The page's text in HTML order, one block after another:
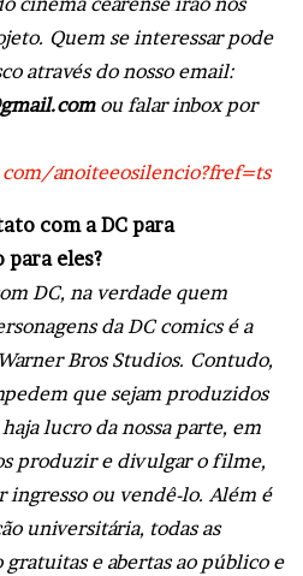
Quem se interessar pode
através do nosso email:
ou falar inbox por
anoiteeosilencio?fref=ts
com a DC para
eles?
DC, na verdade quem
da DC comics é a
Bros Studios. Contudo,
que sejam produzidos
lucro da nossa parte, em
produzir e divulgar o filme,
ingresso ou vendê-lo. Além é
universitária, todas as
e abertas ao público e